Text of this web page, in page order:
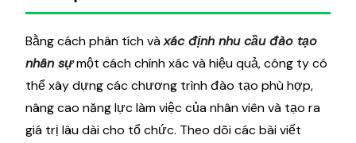
Bằng cách phân tích vàxác định nhu cầu đào tạo
nhân sựmột cách chính xác và hiệu quả, công ty có
thể xây dựng các chương trình đào tạo phù hợp,
nâng cao năng lực làm việc của nhân viên và tạo ra
giá trị lâu dài cho tổ chức. Theo dõi các bài viết